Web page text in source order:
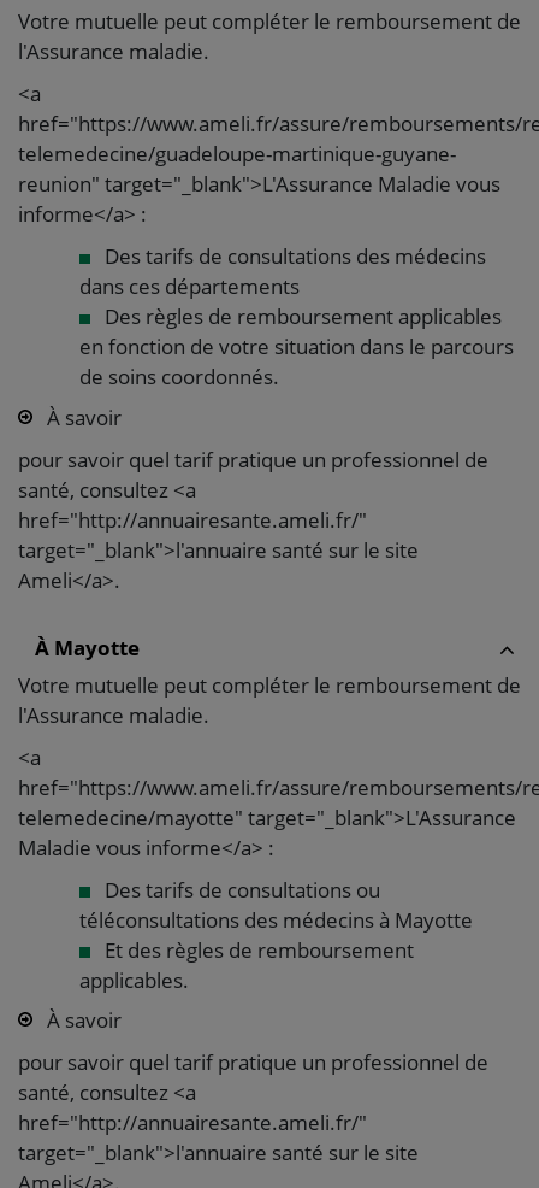
Votre mutuelle peut compléter le remboursement de
l'Assurance maladie.
<a
href="https://www.ameli.fr/assure/remboursements/
telemedecine/guadeloupe-martinique-guyane-
reunion" target="_blank">L'Assurance Maladie vous
informe</a> :
Des tarifs de consultations des médecins
dans ces départements
Des règles de remboursement applicables
en fonction de votre situation dans le parcours
de soins coordonnés.
À savoir
pour savoir quel tarif pratique un professionnel de
santé, consultez <a
href="http://annuairesante.ameli.fr/"
target="_blank">l'annuaire santé sur le site
Ameli</a>.
À Mayotte
Votre mutuelle peut compléter le remboursement de
l'Assurance maladie.
<a
href="https://www.ameli.fr/assure/remboursements/
telemedecine/mayotte" target="_blank">L'Assurance
Maladie vous informe</a> :
Des tarifs de consultations ou
téléconsultations des médecins à Mayotte
Et des règles de remboursement
applicables.
À savoir
pour savoir quel tarif pratique un professionnel de
santé, consultez <a
href="http://annuairesante.ameli.fr/"
target="_blank">l'annuaire santé sur le site